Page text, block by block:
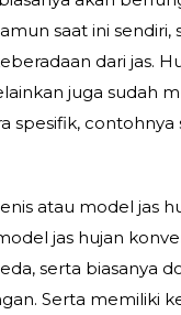
saat ini sendiri,
dari jas.
juga sudah
spesifik, contohnya
atau model jas
jas hujan
serta biasanya
Serta memiliki